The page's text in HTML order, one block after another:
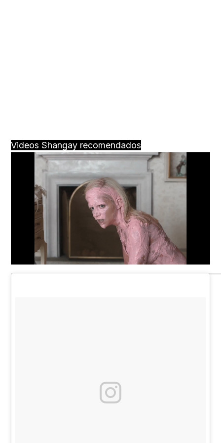
Videos Shangay recomendados
Unmute Loaded:
66.12%